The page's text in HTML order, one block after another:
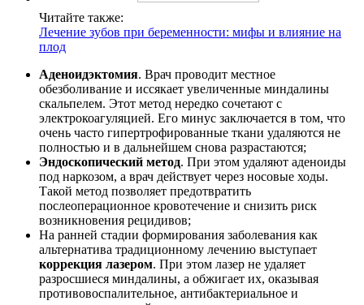
Читайте также:
Лечение зубов при беременности: мифы и влияние на
плод
Аденоидэктомия. Врач проводит местное
обезболивание и иссякает увеличенные миндалины
скальпелем. Этот метод нередко сочетают с
электрокоагуляцией. Его минус заключается в том, что
очень часто гипертрофированные ткани удаляются не
полностью и в дальнейшем снова разрастаются;
Эндоскопический метод. При этом удаляют аденоиды
под наркозом, а врач действует через носовые ходы.
Такой метод позволяет предотвратить
послеоперационное кровотечение и снизить риск
возникновения рецидивов;
На ранней стадии формирования заболевания как
альтернатива традиционному лечению выступает
коррекция лазером. При этом лазер не удаляет
разросшиеся миндалины, а обжигает их, оказывая
противовоспалительное, антибактериальное и